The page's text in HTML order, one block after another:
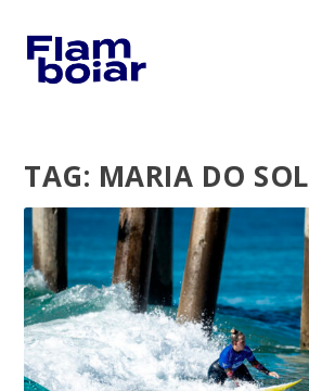
TAG: MARIA DO SOL